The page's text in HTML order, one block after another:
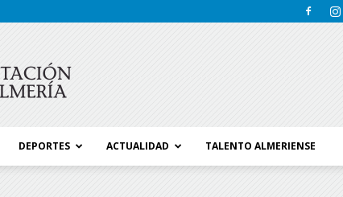
DEPORTES ACTUALIDAD TALENTO ALMERIENSE